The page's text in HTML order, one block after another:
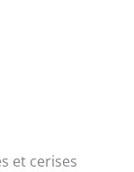
et cerises